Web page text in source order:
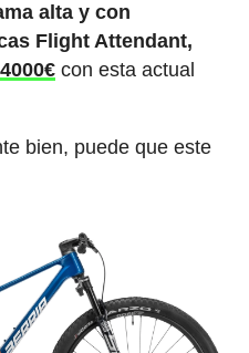
alta y con
Flight Attendant,
con esta actual
bien, puede que este